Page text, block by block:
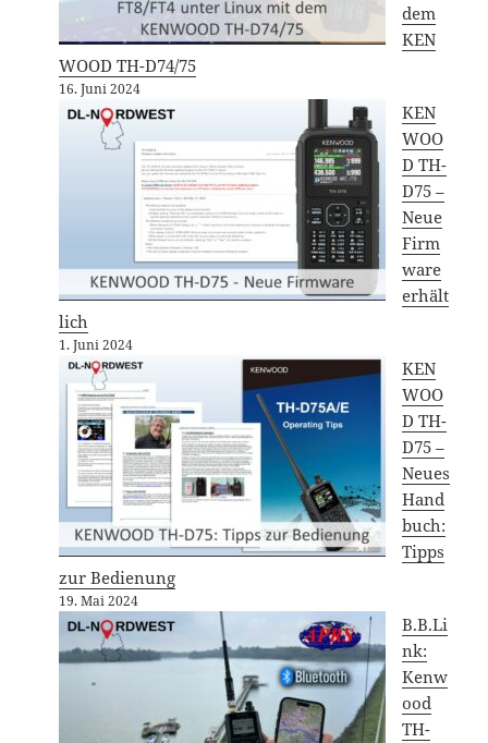
dem
KEN
WOOD TH-D74/75
16. Juni 2024
KEN
WOO
D TH-
D75 –
Neue
Firm
ware
erhält
lich
1. Juni 2024
KEN
WOO
D TH-
D75 –
Neues
Hand
buch:
Tipps
zur Bedienung
19. Mai 2024
B.B.Li
nk:
Kenw
ood
TH-